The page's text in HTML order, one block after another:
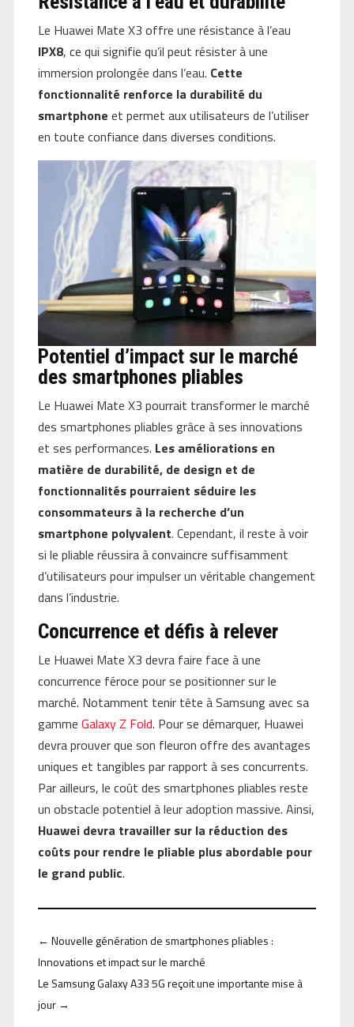
Le Huawei Mate X3 offre une résistance à l’eau
IPX8, ce qui signifie qu’il peut résister à une
immersion prolongée dans l’eau. Cette
fonctionnalité renforce la durabilité du
smartphone et permet aux utilisateurs de l’utiliser
en toute confiance dans diverses conditions.
Potentiel d’impact sur le marché
des smartphones pliables
Le Huawei Mate X3 pourrait transformer le marché
des smartphones pliables grâce à ses innovations
et ses performances. Les améliorations en
matière de durabilité, de design et de
fonctionnalités pourraient séduire les
consommateurs à la recherche d’un
smartphone polyvalent. Cependant, il reste à voir
si le pliable réussira à convaincre suffisamment
d’utilisateurs pour impulser un véritable changement
dans l’industrie.
Concurrence et défis à relever
Le Huawei Mate X3 devra faire face à une
concurrence féroce pour se positionner sur le
marché. Notamment tenir tête à Samsung avec sa
gamme Galaxy Z Fold. Pour se démarquer, Huawei
devra prouver que son fleuron offre des avantages
uniques et tangibles par rapport à ses concurrents.
Par ailleurs, le coût des smartphones pliables reste
un obstacle potentiel à leur adoption massive. Ainsi,
Huawei devra travailler sur la réduction des
coûts pour rendre le pliable plus abordable pour
le grand public.
← Nouvelle génération de smartphones pliables :
Innovations et impact sur le marché
Le Samsung Galaxy A33 5G reçoit une importante mise à
jour→